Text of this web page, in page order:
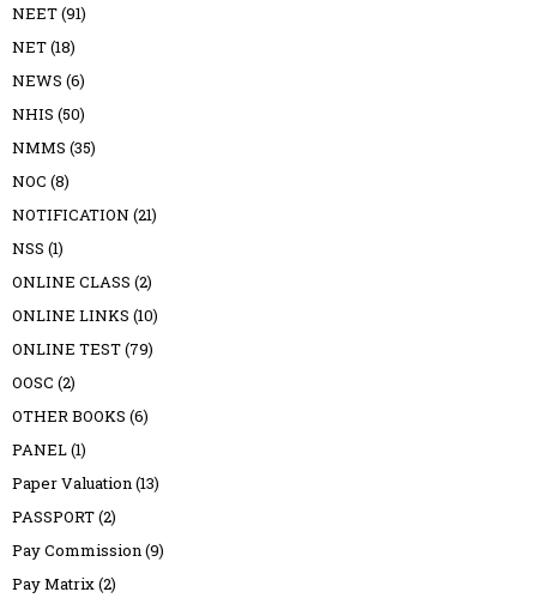
NEET(91)
NET(18)
NEWS (6)
NHIS (50)
NMMS (35)
NOC (8)
NOTIFICATION (21)
NSS (1)
ONLINE CLASS (2)
ONLINE LINKS (10)
ONLINE TEST(79)
OOSC (2)
OTHER BOOKS (6)
PANEL(1)
Paper Valuation(13)
PASSPORT(2)
Pay Commission(9)
Pay Matrix(2)